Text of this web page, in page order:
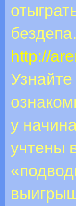
бездепа.
http://
у
учтены